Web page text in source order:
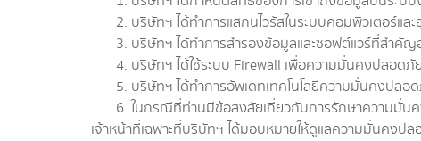
2. บริษัทฯ ได้ทำการแสกนไวรัสในระบบคอมพิวเตอร์แล
3. บริษัทฯ ได้ทำการสำรองข้อมูลและซอฟต์แวร์ที่สำคัญ
4. บริษัทฯ ได้ใช้ระบบ Firewall เพื่อความมั่นคงปลอดภัย
5. บริษัทฯ ได้ทำการอัพเดทเทคโนโลยีความมั่นคงปลอ
6. ในกรณีที่ท่านมีข้อสงสัยเกี่ยวกับการรักษาความมั่น
เจ้าหน้าที่เฉพาะที่บริษัทฯ ได้มอบหมายให้ดูแลความมั่นคง